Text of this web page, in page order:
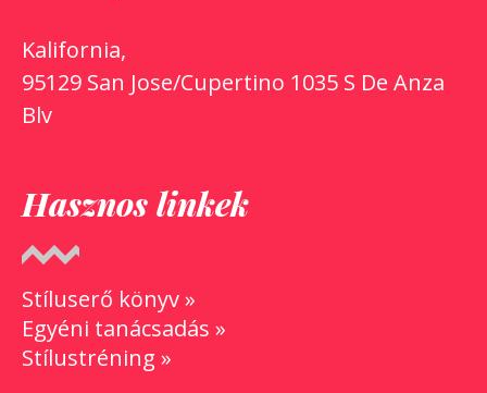
Kalifornia,
95129 San Jose/Cupertino 1035 S De Anza
Blv
Hasznos linkek
Stíluserő könyv »
Egyéni tanácsadás »
Stílustréning »